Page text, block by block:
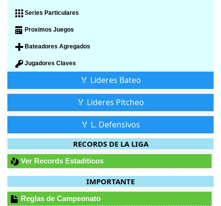
Series Particulares
Proximos Juegos
Bateadores Agregados
Jugadores Claves
🏅 Lideres Bateo
🏅 Lideres Pitcheo
🏅 L. Defensivos
RECORDS DE LA LIGA
Ver Records Estaditicos
IMPORTANTE
Reglas de Campeonato